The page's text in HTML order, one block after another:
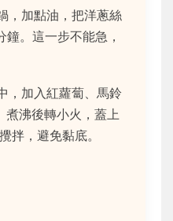
，加點油，把洋蔥絲
。這一步不能急，
，加入紅蘿蔔、馬鈴
煮沸後轉小火，蓋上
拌，避免黏底。